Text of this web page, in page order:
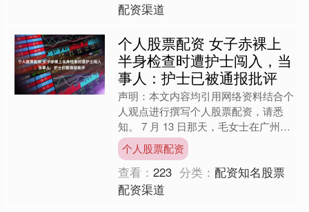
配资渠道
个人股票配资 女子赤裸上
半身检查时遭护士闯入，当
事人：护士已被通报批评
声明：本文内容均引用网络资料结合个
人观点进行撰写个人股票配资，请悉
知。 7 月 13 日那天，毛女士在广州一
家私立医院做心电图检查时，怎么也没
想到会遭遇这样的尴....
个人股票配资
查看：223 分类：配资知名股票
配资渠道